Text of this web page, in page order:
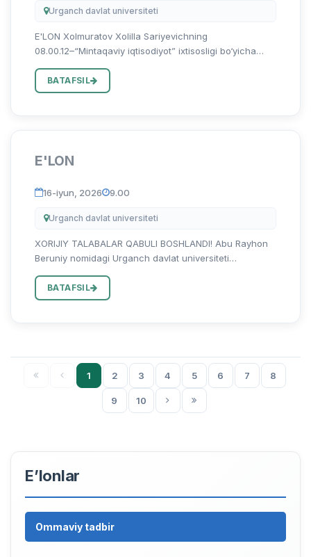
Urganch davlat universiteti
E'LON Xolmuratov Xolilla Sariyevichning
08.00.12–“Mintaqaviy iqtisodiyot” ixtisosligi bo‘yicha
energiya manbalarini infratuzilmasini takomillashtirish
(Xorazm vi...
BATAFSIL
E'LON
16-iyun, 2026 9.00
Urganch davlat universiteti
XORIJIY TALABALAR QABULI BOSHLANDI! Abu Rayhon
Beruniy nomidagi Urganch davlat universiteti
bosqichlariga xorijiy fuqarolarni o‘qishga taklif etadi.
Nima uchun Urganch davlat u...
BATAFSIL
1 2 3 4 5 6 7 8
9 10
E’lonlar
Ommaviy tadbir